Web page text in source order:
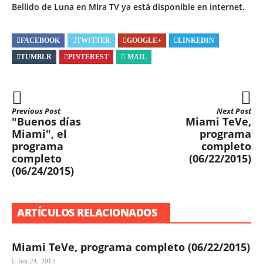
Bellido de Luna en Mira TV ya está disponible en internet.
FACEBOOK TWITTER GOOGLE+
LINKEDIN
TUMBLR
PINTEREST MAIL
Previous Post
"Buenos días
Miami", el
programa
completo
(06/24/2015)
Next Post
Miami TeVe,
programa
completo
(06/22/2015)
ARTÍCULOS RELACIONADOS
Miami TeVe, programa completo (06/22/2015)
Jun 24, 2015